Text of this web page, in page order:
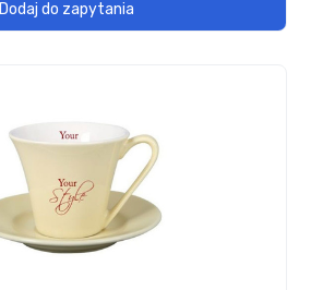
Dodaj do zapytania